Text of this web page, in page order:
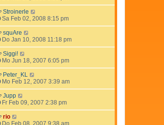
Stroinerle
Sa Feb 02, 2008 8:15 pm
squAre
Do Jan 10, 2008 11:18 pm
Siggi!
Mo Jun 18, 2007 6:05 pm
Peter_KL
Mo Feb 12, 2007 3:39 am
Jupp
Fr Feb 09, 2007 2:38 pm
rio
Do Feb 08, 2007 9:38 am